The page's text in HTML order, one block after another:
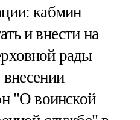
кабмин
и внести на
рады
"О воинской